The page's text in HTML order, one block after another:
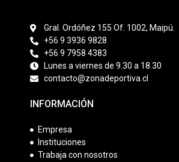
Gral. Ordóñez 155 Of. 1002, Maipú.
+56 9 3936 9828
+56 9 7958 4383
Lunes a viernes de 9.30 a 18.30
contacto@zonadeportiva.cl
INFORMACIÓN
Empresa
Instituciones
Trabaja con nosotros